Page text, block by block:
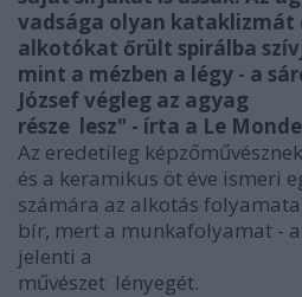
vadsága olyan kataklizmát
alkotókat őrült spirálba
mint a mézben a légy - a
József végleg az agyag
része lesz" - írta a Le
Az eredetileg
és a keramikus öt éve ismeri
számára az alkotás
bír, mert a munkafolyamat -
jelenti a
művészet lényegét.